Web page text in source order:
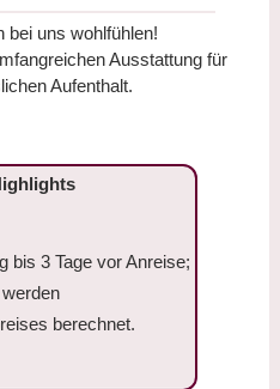
bei uns wohlfühlen!
Ausstattung für
Aufenthalt.
bis 3 Tage vor Anreise;
berechnet.